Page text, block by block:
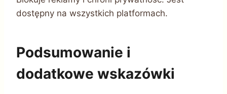
dostępny na wszystkich platformach.
Podsumowanie i
dodatkowe wskazówki